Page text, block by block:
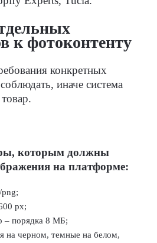
к фотоконтенту
конкретных
иначе система
которым должны
на платформе:
px;
– порядка 8 МБ;
на черном, темные на белом,